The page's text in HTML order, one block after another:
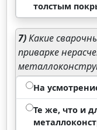
толстым
7)Какие
приварке
На
Те же, что и